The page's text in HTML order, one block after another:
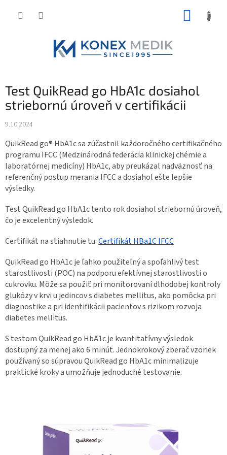
Test QuikRead go HbA1c dosiahol
striebornú úroveň v certifikácii
9.10.2024
QuikRead go® HbA1c sa zúčastnil každoročného certifikačného
programu IFCC (Medzinárodná federácia klinickej chémie a
laboratórnej medicíny) HbA1c, aby preukázal nadväznosť na
referenčný postup merania IFCC a dosiahol ešte lepšie
výsledky.
Test QuikRead go HbA1c tento rok dosiahol striebornú úroveň,
čo je excelentný výsledok.
Certifikát na stiahnutie tu:Certifikát HBa1C IFCC
QuikRead go HbA1c je ľahko použiteľný a spoľahlivý test
starostlivosti (POC) na podporu efektívnej starostlivosti o
cukrovku. Môže sa použiť pri monitorovaní dlhodobej kontroly
glukózy v krvi u jedincov s diabetes mellitus, ako pomôcka pri
diagnostike a pri identifikácii pacientov s rizikom rozvoja
diabetes mellitus.
S testom QuikRead go HbA1c je kvantitatívny výsledok
dostupný za menej ako 6 minút. Jednokrokový zberač vzoriek
používaný so súpravou QuikRead go HbA1c minimalizuje
praktické kroky a umožňuje jednoduché testovanie.